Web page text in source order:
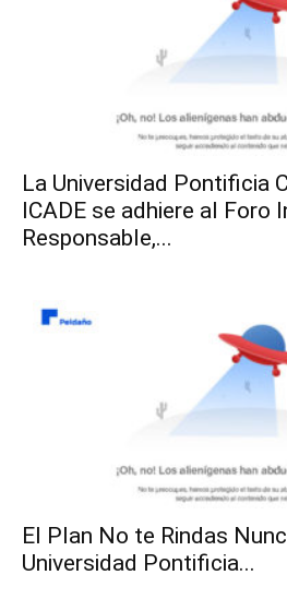
La Universidad Pontificia
ICADE se adhiere al Foro
Responsable,...
El Plan No te Rindas
Universidad Pontificia...